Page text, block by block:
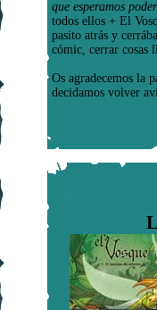
que esperamos
todos ellos + El
pasito atrás y
cómic, cerrar cosas
Os agradecemos la
decidamos volver